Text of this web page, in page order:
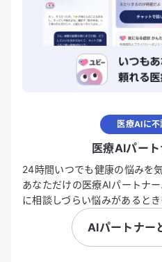
医療AIに
医療AIパー
24時間いつでも健康の悩みを
あなただけの医療AIパートナ
に相談しづらい悩みがあると
AIパートナー